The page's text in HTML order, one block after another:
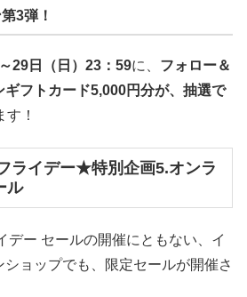
3弾！
29日（日）23：59に、 フォロー＆
ギフトカード5,000円分が、抽選で
す！
ライデー★特別企画5.オンラ
ル
デー セールの開催にともない、イ
ョップでも、限定セールが開催さ